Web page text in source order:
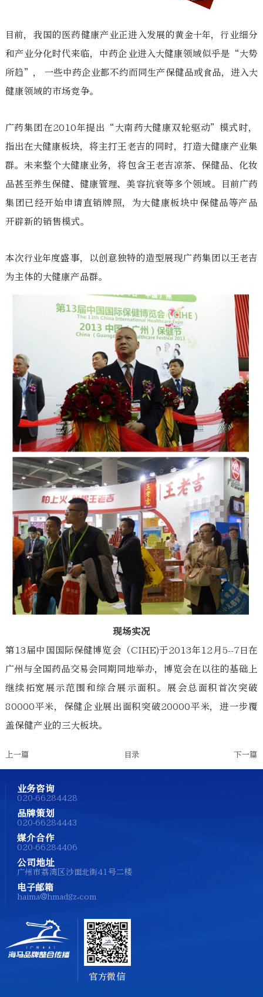
目前，我国的医药健康产业正进入发展的黄金十年，行业细分
和产业分化时代来临，中药企业进入大健康领域似乎是“大势
所趋”， 一些中药企业都不约而同生产保健品或食品，进入大
健康领域的市场竞争。
广药集团在2010年提出“大南药大健康双轮驱动”模式时，
指出在大健康板块，将主打王老吉的同时，打造大健康产业集
群。未来整个大健康业务，将包含王老吉凉茶、保健品、化妆
品甚至养生保健、健康管理、美容抗衰等多个领域。目前广药
集团已经开始申请直销牌照，为大健康板块中保健品等产品
开辟新的销售模式。
本次行业年度盛事，以创意独特的造型展现广药集团以王老吉
为主体的大健康产品群。
现场实况
第13届中国国际保健博览会（CIHE)于2013年12月5--7日在
广州与全国药品交易会同期同地举办，博览会在以往的基础上
继续拓宽展示范围和综合展示面积。展会总面积首次突破
80000平米，保健企业展出面积突破20000平米，进一步覆
盖保健产业的三大板块。
上一篇 目录 下一篇
业务咨询
020-66284428
品牌策划
020-66284443
媒介合作
020-66284406
公司地址
广州市荔湾区沙面北街41号二楼
电子邮箱
haima@hmadgz.com
官方微信